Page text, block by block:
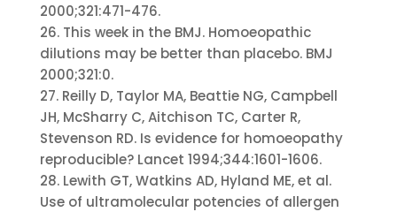
2000;321:471-476.
26. This week in the BMJ. Homoeopathic
dilutions may be better than placebo. BMJ
2000;321:0.
27. Reilly D, Taylor MA, Beattie NG, Campbell
JH, McSharry C, Aitchison TC, Carter R,
Stevenson RD. Is evidence for homoeopathy
reproducible? Lancet 1994;344:1601-1606.
28. Lewith GT, Watkins AD, Hyland ME, et al.
Use of ultramolecular potencies of allergen